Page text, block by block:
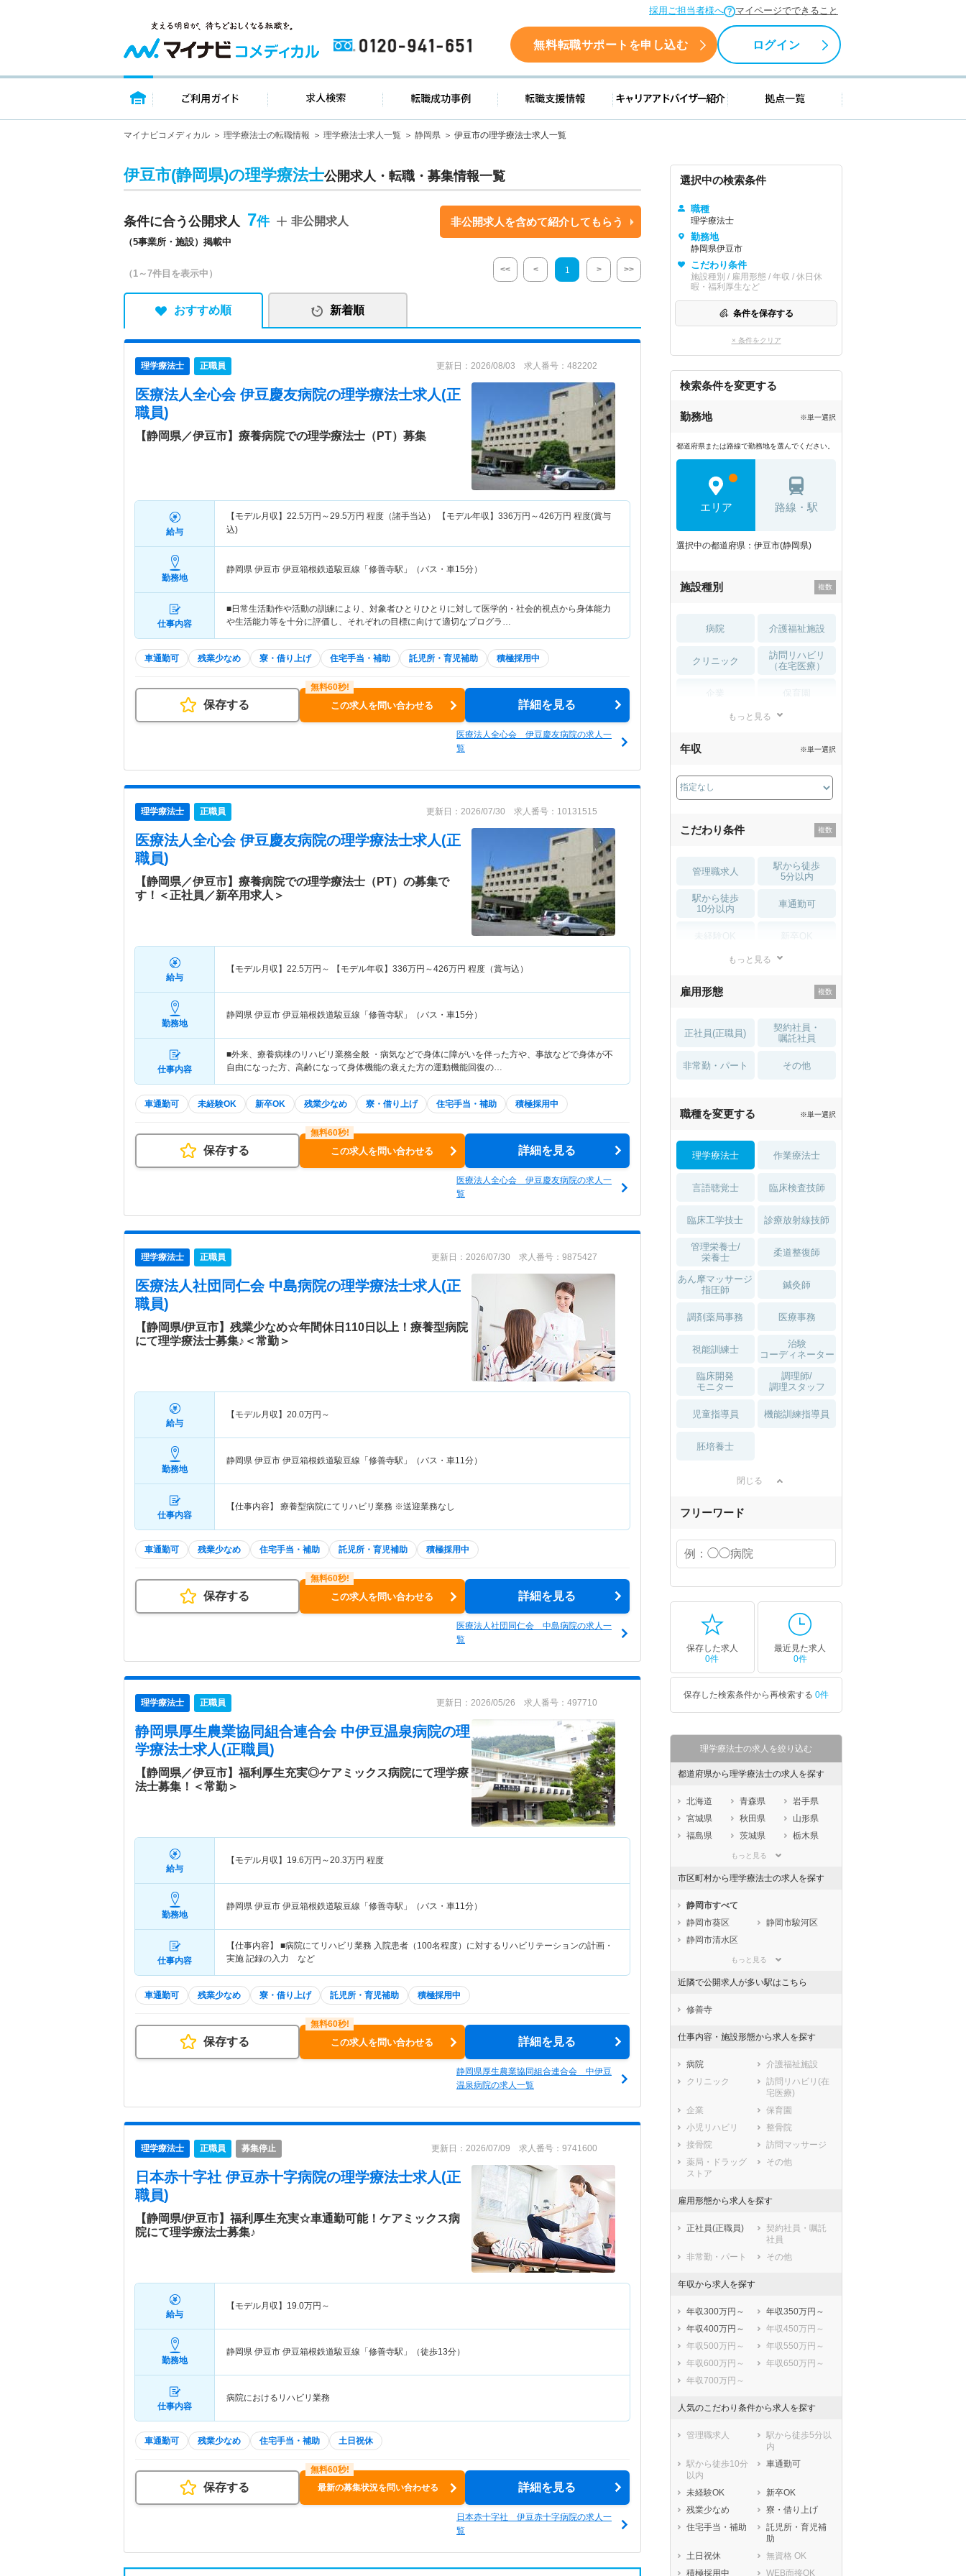
採用ご担当者様へ マイページでできること
0120-941-651 無料転職サポートを申し込む ログイン
トップページ ご利用ガイド 求人検索 転職成功事例 転職支援情報 キャリアアドバイザー紹介 拠点一覧
マイナビコメディカル 理学療法士の転職情報 理学療法士求人一覧 静岡県 伊豆市の理学療法士求人一覧
伊豆市(静岡県)の理学療法士公開求人・転職・募集情報一覧
条件に合う公開求人 7
（5事業所・施設）掲載中
非公開求人 非公開求人を含めて紹介してもらう
（1～7件目を表示中） << < 1 > >>
おすすめ順 新着順
理学療法士 正職員 更新日：2026/08/03 求人番号：482202
医療法人全心会 伊豆慶友病院の理学療法士求人(正
職員)
【静岡県／伊豆市】療養病院での理学療法士（PT）募集
給与
【モデル月収】 22.5万円～29.5万円 程度（諸手当込） 【モデル年収】 336万円～426万円 程度(賞与
込)
勤務地
静岡県 伊豆市 伊豆箱根鉄道駿豆線「修善寺駅」（バス・車15分）
仕事内容
■日常生活動作や活動の訓練により、対象者ひとりひとりに対して医学的・社会的視点から身体能力
や生活能力等を十分に評価し、それぞれの目標に向けて適切なプログラ…
車通勤可 残業少なめ 寮・借り上げ 住宅手当・補助 託児所・育児補助 積極採用中
保存する この求人を問い合わせる 詳細を見る
医療法人全心会 伊豆慶友病院の求人一
覧
理学療法士 正職員 更新日：2026/07/30 求人番号：10131515
医療法人全心会 伊豆慶友病院の理学療法士求人(正
職員)
【静岡県／伊豆市】療養病院での理学療法士（PT）の募集で
す！＜正社員／新卒用求人＞
給与
【モデル月収】 22.5万円～ 【モデル年収】 336万円～426万円 程度（賞与込）
勤務地
静岡県 伊豆市 伊豆箱根鉄道駿豆線「修善寺駅」（バス・車15分）
仕事内容
■外来、療養病棟のリハビリ業務全般 ・病気などで身体に障がいを伴った方や、事故などで身体が不
自由になった方、高齢になって身体機能の衰えた方の運動機能回復の…
車通勤可 未経験OK 新卒OK 残業少なめ 寮・借り上げ 住宅手当・補助 積極採用中
保存する この求人を問い合わせる 詳細を見る
医療法人全心会 伊豆慶友病院の求人一
覧
理学療法士 正職員 更新日：2026/07/30 求人番号：9875427
医療法人社団同仁会 中島病院の理学療法士求人(正
職員)
【静岡県/伊豆市】残業少なめ☆年間休日110日以上！療養型病院
にて理学療法士募集♪＜常勤＞
給与
【モデル月収】 20.0万円～
勤務地
静岡県 伊豆市 伊豆箱根鉄道駿豆線「修善寺駅」（バス・車11分）
仕事内容
【仕事内容】 療養型病院にてリハビリ業務 ※送迎業務なし
車通勤可 残業少なめ 住宅手当・補助 託児所・育児補助 積極採用中
保存する この求人を問い合わせる 詳細を見る
医療法人社団同仁会 中島病院の求人一
覧
理学療法士 正職員 更新日：2026/05/26 求人番号：497710
静岡県厚生農業協同組合連合会 中伊豆温泉病院の理
学療法士求人(正職員)
【静岡県／伊豆市】福利厚生充実◎ケアミックス病院にて理学療
法士募集！＜常勤＞
給与
【モデル月収】 19.6万円～20.3万円 程度
勤務地
静岡県 伊豆市 伊豆箱根鉄道駿豆線「修善寺駅」（バス・車11分）
仕事内容
【仕事内容】 ■病院にてリハビリ業務 入院患者（100名程度）に対するリハビリテーションの計画・
実施 記録の入力 など
車通勤可 残業少なめ 寮・借り上げ 託児所・育児補助 積極採用中
保存する この求人を問い合わせる 詳細を見る
静岡県厚生農業協同組合連合会 中伊豆
温泉病院の求人一覧
理学療法士 正職員 募集停止 更新日：2026/07/09 求人番号：9741600
日本赤十字社 伊豆赤十字病院の理学療法士求人(正
職員)
【静岡県/伊豆市】福利厚生充実☆車通勤可能！ケアミックス病
院にて理学療法士募集♪
給与
【モデル月収】 19.0万円～
勤務地
静岡県 伊豆市 伊豆箱根鉄道駿豆線「修善寺駅」（徒歩13分）
仕事内容
病院におけるリハビリ業務
車通勤可 残業少なめ 住宅手当・補助 土日祝休
保存する 最新の募集状況を問い合わせる 詳細を見る
日本赤十字社 伊豆赤十字病院の求人一
覧
選択中の検索条件
職種
理学療法士
勤務地
静岡県伊豆市
こだわり条件
施設種別 / 雇用形態 / 年収 / 休日休
暇・福利厚生など
条件を保存する
× 条件をクリア
検索条件を変更する
勤務地 ※単一選択
都道府県または路線で勤務地を選んでください。
エリア 路線・駅
選択中の都道府県：伊豆市(静岡県)
施設種別
病院 介護福祉施設
クリニック
訪問リハビリ
（在宅医療）
薬局・
もっと見る
年収 ※単一選択
こだわり条件
管理職求人
駅から徒歩
5分以内
駅から徒歩
10分以内
車通勤可
住宅手当・補助
土日祝休 無資格 OK
積極採用中 WEB面接OK
もっと見る
雇用形態
正社員(正職員)
契約社員・
嘱託社員
非常勤・パート その他
職種を変更する ※単一選択
理学療法士 作業療法士
言語聴覚士 臨床検査技師
臨床工学技士 診療放射線技師
管理栄養士/
栄養士
柔道整復師
あん摩マッサージ
指圧師
鍼灸師
調剤薬局事務 医療事務
視能訓練士
治験
コーディネーター
臨床開発
モニター
調理師/
調理スタッフ
児童指導員 機能訓練指導員
胚培養士
閉じる
フリーワード
保存した求人
0件
最近見た求人
0件
保存した検索条件から再検索する 0件
理学療法士の求人を絞り込む
都道府県から理学療法士の求人を探す
北海道 青森県
岩手県
宮城県
秋田県
山形県
福島県
茨城県
栃木県
埼玉県
石川県
静岡県
愛知県
三重県
滋賀県
奈良県
香川県
熊本県
大分県
宮崎県
鹿児島県
沖縄県
もっと見る
市区町村から理学療法士の求人を探す
静岡市すべて
静岡市葵区
静岡市駿河区
静岡市清水区
浜松市すべて
市部
三島市
富士宮市
伊東市
島田市
富士市
磐田市
掛川市
藤枝市
御殿場市
袋井市
下田市
裾野市
湖西市
伊豆市
御前崎市
牧之原市
賀茂郡東伊豆町
賀茂郡松崎町
賀茂郡西伊豆町
田方郡函南町
駿東郡清水町
榛原郡吉田町
もっと見る
近隣で公開求人が多い駅はこちら
修善寺
仕事内容・施設形態から求人を探す
病院
介護福祉施設
クリニック
訪問リハビリ(在
宅医療)
企業
保育園
小児リハビリ
整骨院
接骨院
訪問マッサージ
薬局・ドラッグ
ストア
その他
雇用形態から求人を探す
正社員(正職員)
契約社員・嘱託
社員
非常勤・パート
その他
年収から求人を探す
年収300万円～
年収350万円～
年収400万円～
年収450万円～
年収500万円～
年収550万円～
年収600万円～
年収650万円～
年収700万円～
人気のこだわり条件から求人を探す
管理職求人
駅から徒歩5分以
内
駅から徒歩10分
以内
車通勤可
未経験OK
新卒OK
残業少なめ
寮・借り上げ
住宅手当・補助
託児所・育児補
助
土日祝休
無資格 OK
積極採用中
WEB面接OK